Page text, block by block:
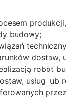
budowy;
dostaw,
robót
usług lub